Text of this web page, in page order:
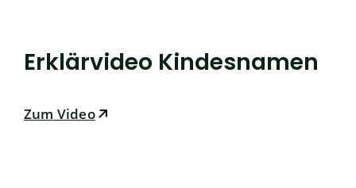
Erklärvideo Kindesnamen
Zum Video